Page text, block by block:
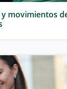
movimientos